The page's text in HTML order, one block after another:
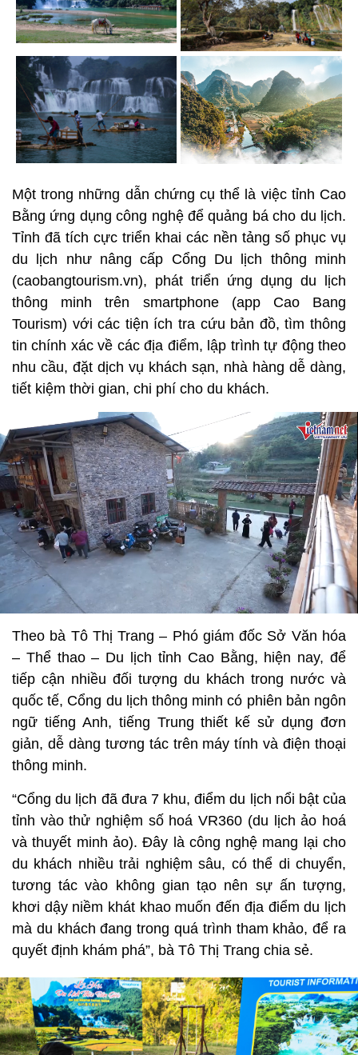
Một trong những dẫn chứng cụ thể là việc tỉnh Cao
Bằng ứng dụng công nghệ để quảng bá cho du lịch.
Tỉnh đã tích cực triển khai các nền tảng số phục vụ
du lịch như nâng cấp Cổng Du lịch thông minh
(caobangtourism.vn), phát triển ứng dụng du lịch
thông minh trên smartphone (app Cao Bang
Tourism) với các tiện ích tra cứu bản đồ, tìm thông
tin chính xác về các địa điểm, lập trình tự động theo
nhu cầu, đặt dịch vụ khách sạn, nhà hàng dễ dàng,
tiết kiệm thời gian, chi phí cho du khách.
Theo bà Tô Thị Trang – Phó giám đốc Sở Văn hóa
– Thể thao – Du lịch tỉnh Cao Bằng, hiện nay, để
tiếp cận nhiều đối tượng du khách trong nước và
quốc tế, Cổng du lịch thông minh có phiên bản ngôn
ngữ tiếng Anh, tiếng Trung thiết kế sử dụng đơn
giản, dễ dàng tương tác trên máy tính và điện thoại
thông minh.
“Cổng du lịch đã đưa 7 khu, điểm du lịch nổi bật của
tỉnh vào thử nghiệm số hoá VR360 (du lịch ảo hoá
và thuyết minh ảo). Đây là công nghệ mang lại cho
du khách nhiều trải nghiệm sâu, có thể di chuyển,
tương tác vào không gian tạo nên sự ấn tượng,
khơi dậy niềm khát khao muốn đến địa điểm du lịch
mà du khách đang trong quá trình tham khảo, để ra
quyết định khám phá”, bà Tô Thị Trang chia sẻ.